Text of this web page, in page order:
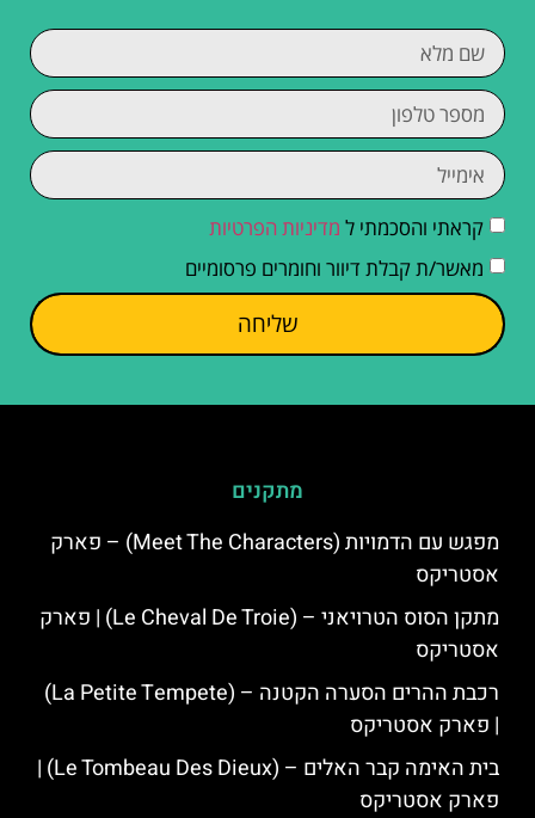
קראתי והסכמתי ל מדיניות הפרטיות
מאשר/ת קבלת דיוור וחומרים פרסומיים
שליחה
מתקנים
מפגש עם הדמויות (Meet The Characters) – פארק
אסטריקס
מתקן הסוס הטרויאני – (Le Cheval De Troie) | פארק
אסטריקס
רכבת ההרים הסערה הקטנה – (La Petite Tempete)
| פארק אסטריקס
בית האימה קבר האלים – (Le Tombeau Des Dieux) |
פארק אסטריקס